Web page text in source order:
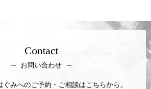
Contact
お問い合わせ
ぐみへのご予約・ご相談はこちらから。